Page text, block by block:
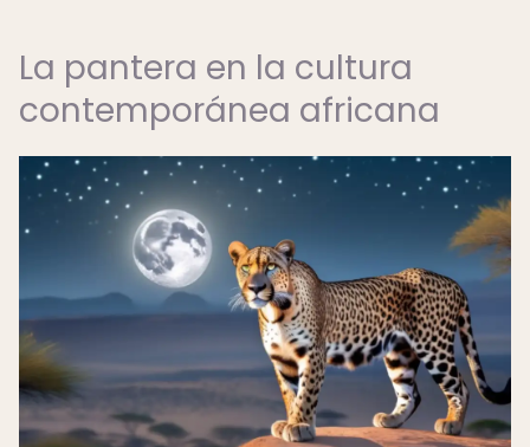
La pantera en la cultura
contemporánea africana